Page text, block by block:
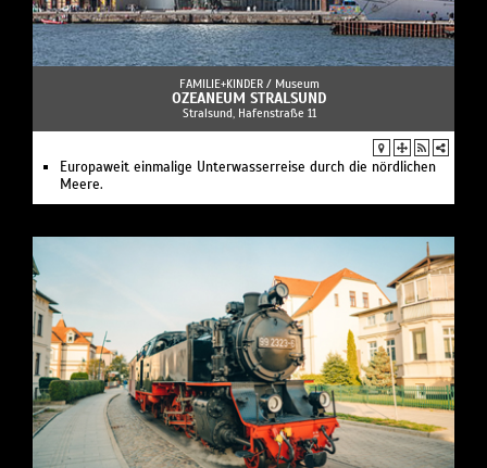
FAMILIE+KINDER / Museum
OZEANEUM STRALSUND
Stralsund, Hafenstraße 11
Europaweit einmalige Unterwasserreise durch die nördlichen
Meere.